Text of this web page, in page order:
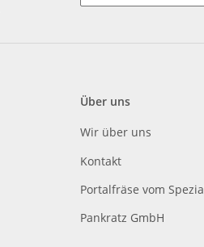
Über uns
Wir über uns
Kontakt
Portalfräse vom
Pankratz GmbH